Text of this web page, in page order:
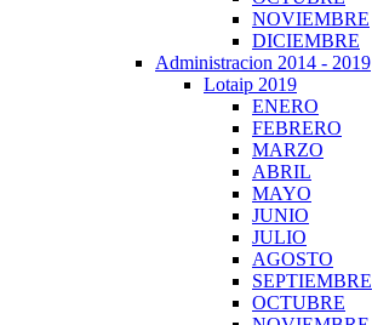
NOVIEMBRE
DICIEMBRE
Administracion 2014 - 2019
Lotaip 2019
ENERO
FEBRERO
MARZO
ABRIL
MAYO
JUNIO
JULIO
AGOSTO
SEPTIEMBRE
OCTUBRE